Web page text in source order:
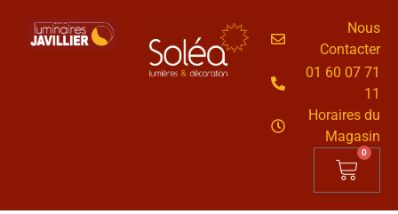
Nous
Contacter
01 60 07 71
11
Horaires du
Magasin
0